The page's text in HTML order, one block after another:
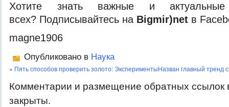
Хотите знать важные и
всех? Подписывайтесь на Bigmir)net в
magne1906
Опубликовано в Наука
« Пять способов проверить золото: ЭкспериментыНазван главный тренд
Комментарии и размещение обратных ссылок
закрыты.